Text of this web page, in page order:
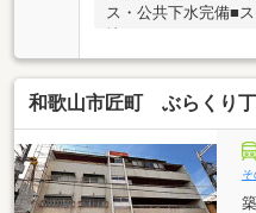
ス・公共下水完備■
地
和歌山市匠町 ぶらくり